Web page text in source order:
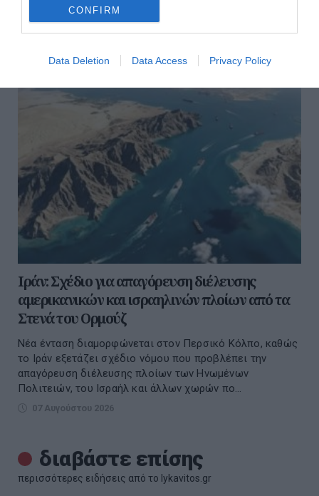
CONFIRM
Data Deletion Data Access Privacy Policy
εγκληματικές πράξεις.
Ιράν: Σχέδιο για απαγόρευση διέλευσης
αμερικανικών και ισραηλινών πλοίων από τα
Στενά του Ορμούζ
Νέα ένταση διαμορφώνεται στον Περσικό Κόλπο, καθώς
το Ιράν εξετάζει σχέδιο νόμου που προβλέπει την
απαγόρευση διέλευσης πλοίων των Ηνωμένων
Πολιτειών, του Ισραήλ και άλλων χωρών πο...
07 Αυγούστου 2026
διαβάστε επίσης
περισσότερες ειδήσεις από το lykavitos.gr